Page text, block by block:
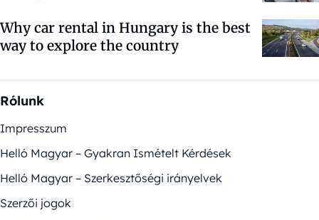
Why car rental in Hungary is the best
way to explore the country
Rólunk
Impresszum
Helló Magyar – Gyakran Ismételt Kérdések
Helló Magyar – Szerkesztőségi irányelvek
Szerzői jogok